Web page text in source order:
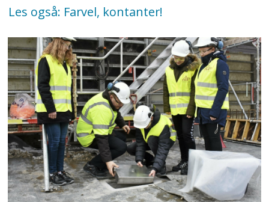
Les også: Farvel, kontanter!